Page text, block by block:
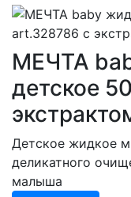
МЕЧТА
детское
Детское жидкое
деликатного
малыша